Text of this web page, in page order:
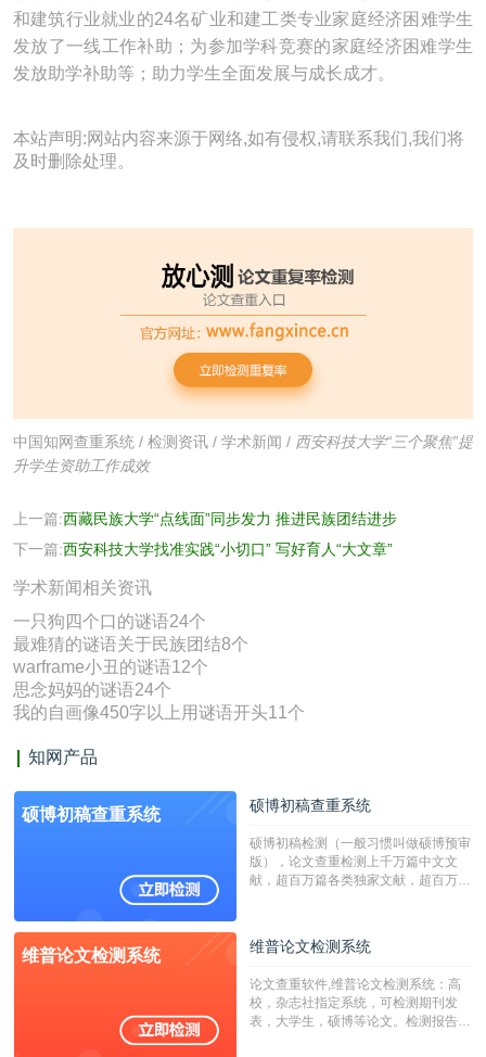
和建筑行业就业的24名矿业和建工类专业家庭经济困难学生
发放了一线工作补助；为参加学科竞赛的家庭经济困难学生
发放助学补助等；助力学生全面发展与成长成才。
本站声明:网站内容来源于网络,如有侵权,请联系我们,我们将
及时删除处理。
中国知网查重系统 / 检测资讯 / 学术新闻 / 西安科技大学“三个聚焦”提
升学生资助工作成效
上一篇:西藏民族大学“点线面”同步发力 推进民族团结进步
下一篇:西安科技大学找准实践“小切口” 写好育人“大文章”
学术新闻相关资讯
一只狗四个口的谜语24个
最难猜的谜语关于民族团结8个
warframe小丑的谜语12个
思念妈妈的谜语24个
我的自画像450字以上用谜语开头11个
知网产品
硕博初稿查重系统 硕博初稿查重系统
硕博初稿检测（一般习惯叫做硕博预审
版），论文查重检测上千万篇中文文
献，超百万篇各类独家文献，超百万港
校用来检测硕博论文的系统，检测范围
广，数据来源真实，检测算法合理!本
字符数30万）
维普论文检测系统 维普论文检测系统
论文查重软件,维普论文检测系统：高
校，杂志社指定系统，可检测期刊发
表，大学生，硕博等论文。检测报告支